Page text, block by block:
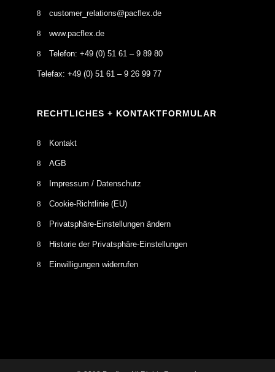
customer_relations@pacflex.de
www.pacflex.de
Telefon: +49 (0) 51 61 – 9 89 80
Telefax: +49 (0) 51 61 – 9 26 99 77
RECHTLICHES + KONTAKTFORMULAR
Kontakt
AGB
Impressum / Datenschutz
Cookie-Richtlinie (EU)
Privatsphäre-Einstellungen ändern
Historie der Privatsphäre-Einstellungen
Einwilligungen widerrufen